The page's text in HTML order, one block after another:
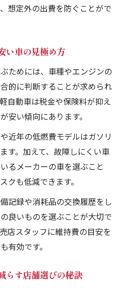
費を抑えるポイントを解
く快適に乗るための工夫
持費節約と安全運転の関係
ための中古車販売知識
心できる維持費サポートの
く乗れる車選びの知識を解
フターサービスと維持費の
障リスクを減らす維持費管
想定外の出費を防ぐことがで
い車の見極め方
ためには、車種やエンジンの
的に判断することが求められ
自動車は税金や保険料が抑え
安い傾向にあります。
近年の低燃費モデルはガソリ
す。加えて、故障しにくい車
るメーカーの車を選ぶこと
クも低減できます。
記録や消耗品の交換履歴をし
良いものを選ぶことが大切で
店スタッフに維持費の目安を
有効です。
らす店舗選びの秘訣